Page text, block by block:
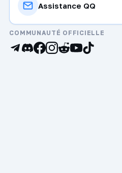
Assistance QQ
COMMUNAUTÉ OFFICIELLE